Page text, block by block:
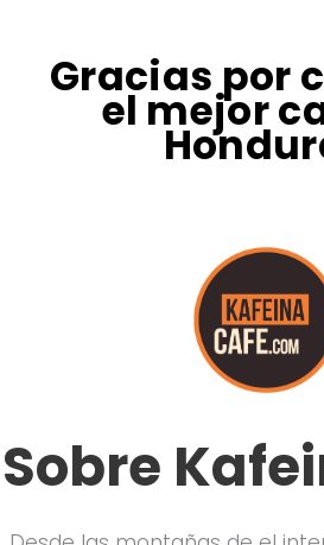
Gracias por
el mejor
Sobre